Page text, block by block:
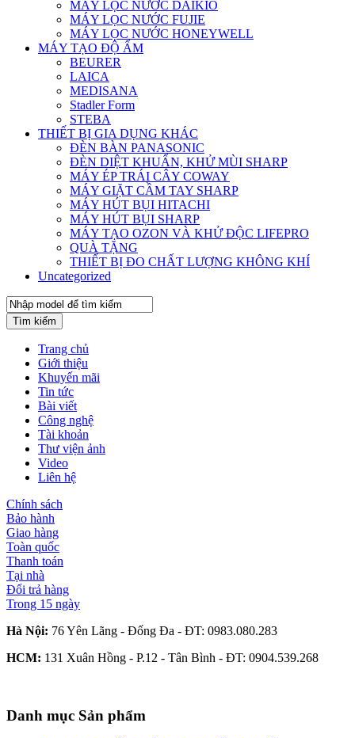
MÁY LỌC NƯỚC DAIKIO
MÁY LỌC NƯỚC FUJIE
MÁY LỌC NƯỚC HONEYWELL
MÁY TẠO ĐỘ ẨM
BEURER
LAICA
MEDISANA
Stadler Form
STEBA
THIẾT BỊ GIA DỤNG KHÁC
ĐÈN BÀN PANASONIC
ĐÈN DIỆT KHUẨN, KHỬ MÙI SHARP
MÁY ÉP TRÁI CÂY COWAY
MÁY GIẶT CẦM TAY SHARP
MÁY HÚT BỤI HITACHI
MÁY HÚT BỤI SHARP
MÁY TẠO OZON VÀ KHỬ ĐỘC LIFEPRO
QUÀ TẶNG
THIẾT BỊ ĐO CHẤT LƯỢNG KHÔNG KHÍ
Uncategorized
Tìm kiếm
Trang chủ
Giới thiệu
Khuyến mãi
Tin tức
Bài viết
Công nghệ
Tài khoản
Thư viện ảnh
Video
Liên hệ
Chính sách
Bảo hành
Giao hàng
Toàn quốc
Thanh toán
Tại nhà
Đổi trả hàng
Trong 15 ngày
Hà Nội: 76 Yên Lãng - Đống Đa - ĐT: 0983.080.283
HCM: 131 Xuân Hồng - P.12 - Tân Bình - ĐT: 0904.539.268
Danh mục Sản phẩm